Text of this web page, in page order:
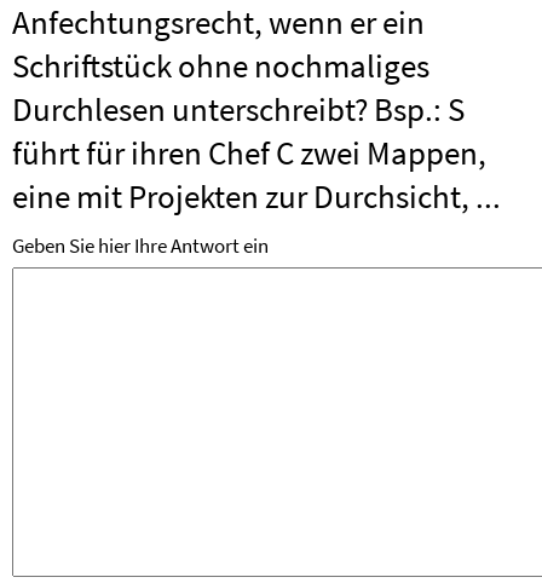
Anfechtungsrecht, wenn er ein
Schriftstück ohne nochmaliges
Durchlesen unterschreibt? Bsp.: S
führt für ihren Chef C zwei Mappen,
eine mit Projekten zur Durchsicht, ...
Geben Sie hier Ihre Antwort ein